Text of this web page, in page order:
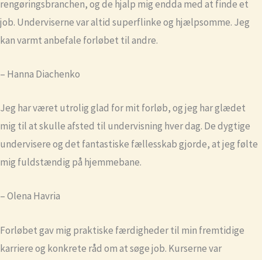
rengøringsbranchen, og de hjalp mig endda med at finde et
job. Underviserne var altid superflinke og hjælpsomme. Jeg
kan varmt anbefale forløbet til andre.
– Hanna Diachenko
Jeg har været utrolig glad for mit forløb, og jeg har glædet
mig til at skulle afsted til undervisning hver dag. De dygtige
undervisere og det fantastiske fællesskab gjorde, at jeg følte
mig fuldstændig på hjemmebane.
– Olena Havria
Forløbet gav mig praktiske færdigheder til min fremtidige
karriere og konkrete råd om at søge job. Kurserne var